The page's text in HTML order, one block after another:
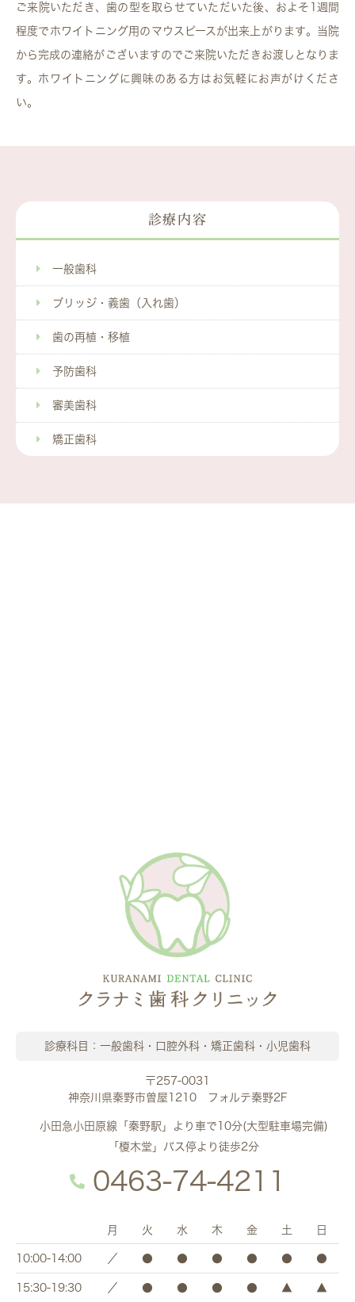
ご来院いただき、歯の型を取らせていただいた後、およそ1週間
程度でホワイトニング用のマウスピースが出来上がります。当院
から完成の連絡がございますのでご来院いただきお渡しとなりま
す。ホワイトニングに興味のある方はお気軽にお声がけくださ
い。
診療内容
一般歯科
ブリッジ・義歯（入れ歯）
歯の再植・移植
予防歯科
審美歯科
矯正歯科
診療科目：一般歯科・口腔外科・矯正歯科・小児歯科
〒257-0031
神奈川県秦野市曽屋1210 フォルテ秦野2F
小田急小田原線「秦野駅」より車で10分(大型駐車場完備)
「榎木堂」バス停より徒歩2分
0463-74-4211
月 火 水 木 金 土 日
10:00-14:00 ／ ● ● ● ● ● ●
15:30-19:30 ／ ● ● ● ● ▲ ▲